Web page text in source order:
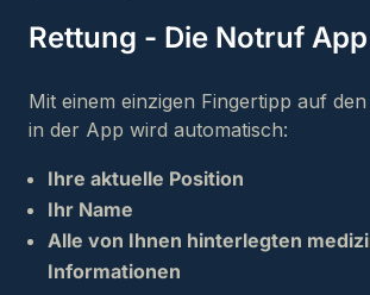
Rettung - Die Notruf App
Mit einem einzigen Fingertipp auf den
in der App wird automatisch:
Ihre aktuelle Position
Ihr Name
Alle von Ihnen hinterlegten
Informationen